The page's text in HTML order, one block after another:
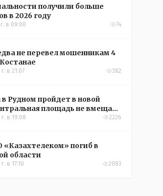
получили больше
в 2026 году
в 09:00 74
не перевел мошенникам 4
в 21:07 382
в Рудном пройдет в новой
площадь не вмещает
в 19:08 2226
«Казахтелеком» погиб в
области
в 17:10 2083